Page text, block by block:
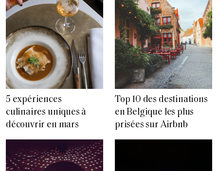
5 expériences
culinaires uniques à
découvrir en mars
Top 10 des destinations
en Belgique les plus
prisées sur Airbnb